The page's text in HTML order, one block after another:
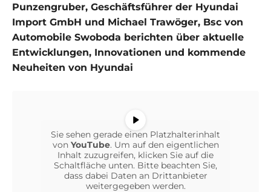
Punzengruber, Geschäftsführer der Hyundai
Import GmbH und Michael Trawöger, Bsc von
Automobile Swoboda berichten über aktuelle
Entwicklungen, Innovationen und kommende
Neuheiten von Hyundai
Sie sehen gerade einen Platzhalterinhalt
von YouTube. Um auf den eigentlichen
Inhalt zuzugreifen, klicken Sie auf die
Schaltfläche unten. Bitte beachten Sie,
dass dabei Daten an Drittanbieter
weitergegeben werden.